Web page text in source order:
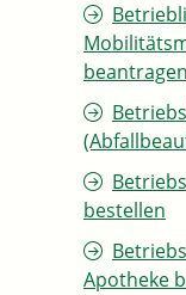
beantragen
bestellen
Apotheke